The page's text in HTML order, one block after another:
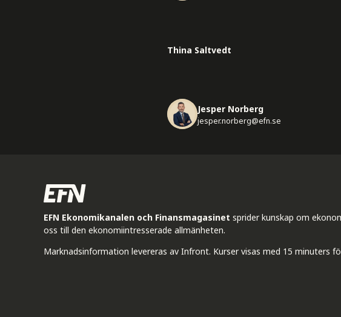
Thina Saltvedt
Jesper Norberg
jesper.norberg@efn.se
EFN Ekonomikanalen och Finansmagasinet sprider kunskap om
oss till den ekonomiintresserade allmänheten.
Marknadsinformation levereras av Infront. Kurser visas med 15 minuters